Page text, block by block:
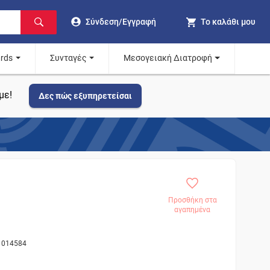
Σύνδεση/Εγγραφή Το καλάθι μου
Συνταγές Μεσογειακή Διατροφή
Δες πώς εξυπηρετείσαι
Προσθήκη στα
αγαπημένα